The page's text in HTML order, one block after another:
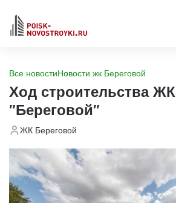
Все новостиНовости жк Береговой
Ход строительства ЖК
"Береговой"
ЖК Береговой